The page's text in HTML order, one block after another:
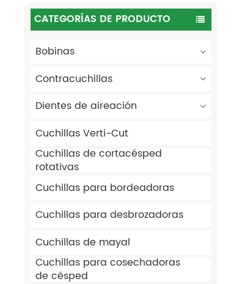
CATEGORÍAS DE PRODUCTO
Bobinas
Contracuchillas
Dientes de aireación
Cuchillas Verti-Cut
Cuchillas de cortacésped
rotativas
Cuchillas para bordeadoras
Cuchillas para desbrozadoras
Cuchillas de mayal
Cuchillas para cosechadoras
de césped